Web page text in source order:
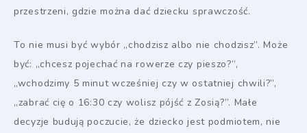
przestrzeni, gdzie można dać dziecku sprawczość.
To nie musi być wybór „chodzisz albo nie chodzisz”. Może
być: „chcesz pojechać na rowerze czy pieszo?”,
„wchodzimy 5 minut wcześniej czy w ostatniej chwili?”,
„zabrać cię o 16:30 czy wolisz pójść z Zosią?”. Małe
decyzje budują poczucie, że dziecko jest podmiotem, nie